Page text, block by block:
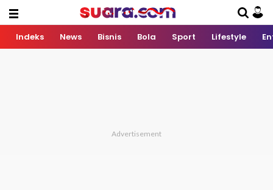
Indeks News Bisnis Bola Sport Lifestyle